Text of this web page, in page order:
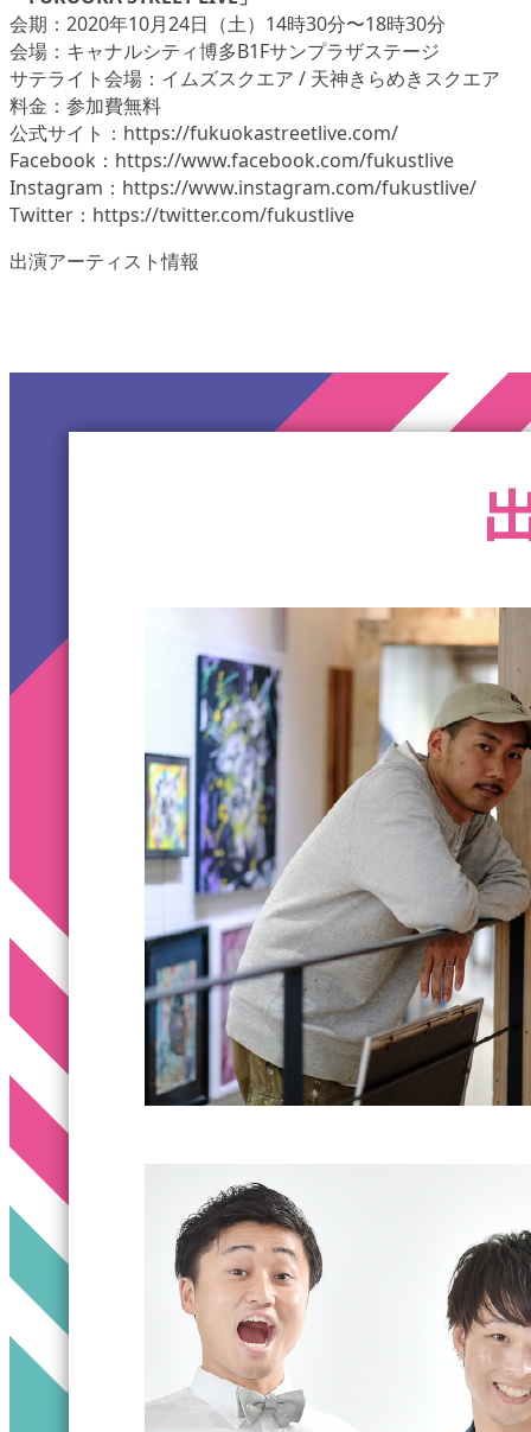
会期：2020年10月24日（土）14時30分〜18時30分
会場：キャナルシティ博多B1Fサンプラザステージ
サテライト会場：イムズスクエア / 天神きらめきスクエア
料金：参加費無料
公式サイト：https://fukuokastreetlive.com/
Facebook：https://www.facebook.com/fukustlive
Instagram：https://www.instagram.com/fukustlive/
Twitter：https://twitter.com/fukustlive
出演アーティスト情報